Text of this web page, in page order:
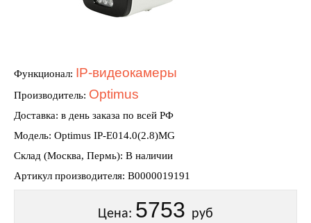
Функционал: IP-видеокамеры
Производитель: Optimus
Доставка: в день заказа по всей РФ
Модель: Optimus IP-E014.0(2.8)MG
Склад (Москва, Пермь): В наличии
Артикул производителя: В0000019191
Цена: 5753 руб